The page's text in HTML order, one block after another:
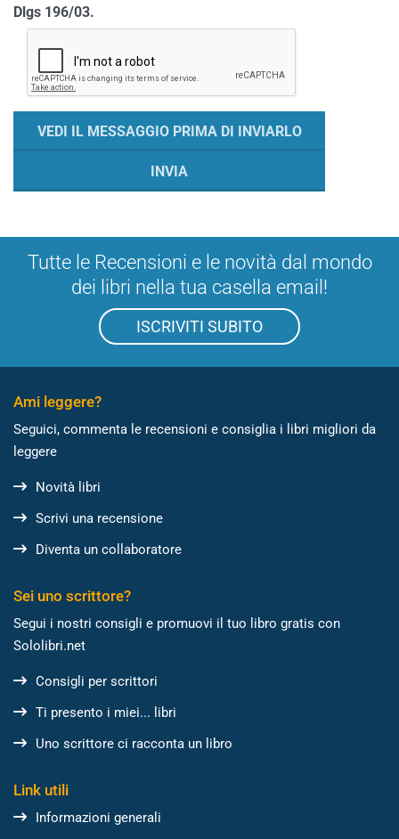
Dlgs 196/03.
Tutte le Recensioni e le novità dal mondo
dei libri nella tua casella email!
ISCRIVITI SUBITO
Ami leggere?
Seguici, commenta le recensioni e consiglia i libri migliori da
leggere
Novità libri
Scrivi una recensione
Diventa un collaboratore
Sei uno scrittore?
Segui i nostri consigli e promuovi il tuo libro gratis con
Sololibri.net
Consigli per scrittori
Ti presento i miei... libri
Uno scrittore ci racconta un libro
Link utili
Informazioni generali